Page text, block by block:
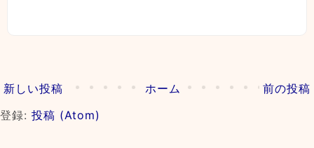
新しい投稿 前の投稿
ホーム
登録: 投稿 (Atom)